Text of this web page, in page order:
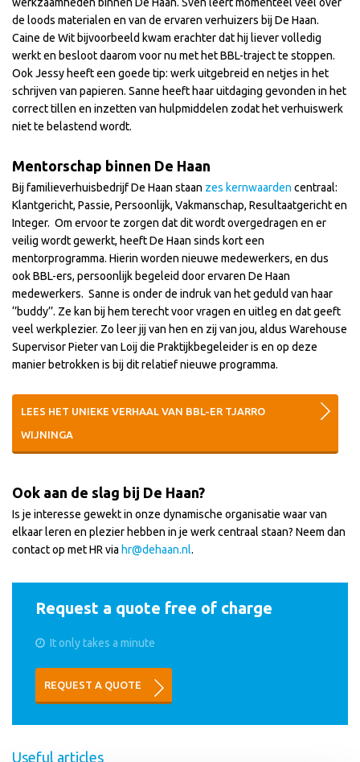
de loods materialen en van de ervaren verhuizers bij De Haan.
Caine de Wit bijvoorbeeld kwam erachter dat hij liever volledig
werkt en besloot daarom voor nu met het BBL-traject te stoppen.
Ook Jessy heeft een goede tip: werk uitgebreid en netjes in het
schrijven van papieren. Sanne heeft haar uitdaging gevonden in het
correct tillen en inzetten van hulpmiddelen zodat het verhuiswerk
niet te belastend wordt.
Mentorschap binnen De Haan
Bij familieverhuisbedrijf De Haan staan zes kernwaarden centraal:
Klantgericht, Passie, Persoonlijk, Vakmanschap, Resultaatgericht en
Integer. Om ervoor te zorgen dat dit wordt overgedragen en er
veilig wordt gewerkt, heeft De Haan sinds kort een
mentorprogramma. Hierin worden nieuwe medewerkers, en dus
ook BBL-ers, persoonlijk begeleid door ervaren De Haan
medewerkers. Sanne is onder de indruk van het geduld van haar
‘’buddy’’. Ze kan bij hem terecht voor vragen en uitleg en dat geeft
veel werkplezier. Zo leer jij van hen en zij van jou, aldus Warehouse
Supervisor Pieter van Loij die Praktijkbegeleider is en op deze
manier betrokken is bij dit relatief nieuwe programma.
LEES HET UNIEKE VERHAAL VAN BBL-ER TJARRO
WIJNINGA
Ook aan de slag bij De Haan?
Is je interesse gewekt in onze dynamische organisatie waar van
elkaar leren en plezier hebben in je werk centraal staan? Neem dan
contact op met HR via hr@dehaan.nl.
Request a quote free of charge
It only takes a minute
REQUEST A QUOTE
Useful articles